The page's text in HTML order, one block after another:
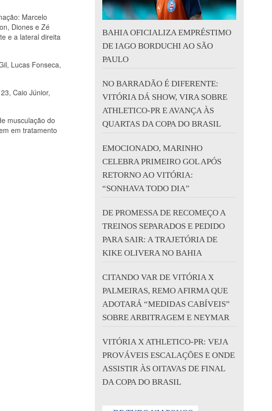
Marcelo
Diones e Zé
e a lateral direita
Lucas Fonseca,
Caio Júnior,
musculação do
em tratamento
BAHIA OFICIALIZA EMPRÉSTIMO
DE IAGO BORDUCHI AO SÃO
PAULO
NO BARRADÃO É DIFERENTE:
VITÓRIA DÁ SHOW, VIRA SOBRE
ATHLETICO-PR E AVANÇA ÀS
QUARTAS DA COPA DO BRASIL
EMOCIONADO, MARINHO
CELEBRA PRIMEIRO GOL APÓS
RETORNO AO VITÓRIA:
“SONHAVA TODO DIA”
DE PROMESSA DE RECOMEÇO A
TREINOS SEPARADOS E PEDIDO
PARA SAIR: A TRAJETÓRIA DE
KIKE OLIVERA NO BAHIA
CITANDO VAR DE VITÓRIA X
PALMEIRAS, REMO AFIRMA QUE
ADOTARÁ “MEDIDAS CABÍVEIS”
SOBRE ARBITRAGEM E NEYMAR
VITÓRIA X ATHLETICO-PR: VEJA
PROVÁVEIS ESCALAÇÕES E ONDE
ASSISTIR ÀS OITAVAS DE FINAL
DA COPA DO BRASIL